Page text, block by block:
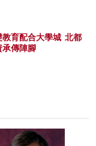
育配合大學城 北都
承傳陣腳